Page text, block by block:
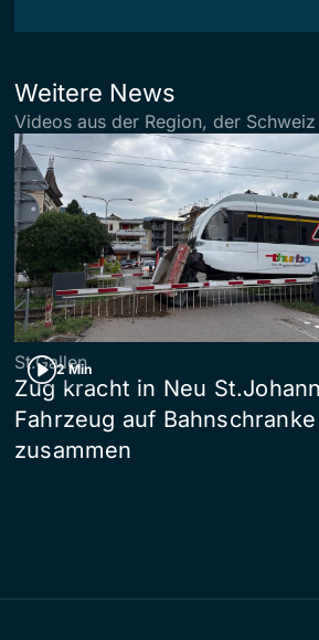
Weitere News
Videos aus der Region, der
2 Min
St.Gallen
Zug kracht in Neu
Fahrzeug auf Bahnschranke
zusammen